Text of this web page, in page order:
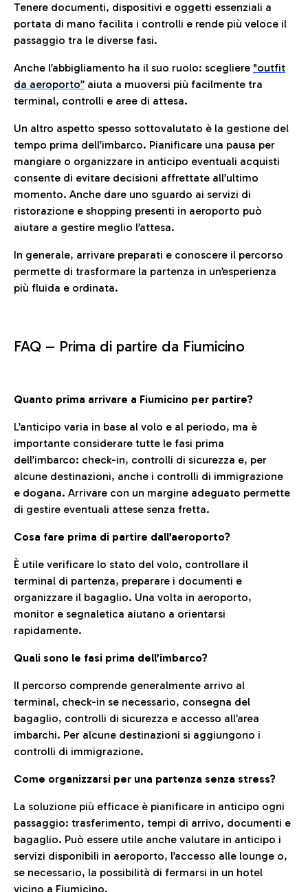
Tenere documenti, dispositivi e oggetti essenziali a
portata di mano facilita i controlli e rende più veloce il
passaggio tra le diverse fasi.
Anche l’abbigliamento ha il suo ruolo: scegliere "outfit
da aeroporto” aiuta a muoversi più facilmente tra
terminal, controlli e aree di attesa.
Un altro aspetto spesso sottovalutato è la gestione del
tempo prima dell’imbarco. Pianificare una pausa per
mangiare o organizzare in anticipo eventuali acquisti
consente di evitare decisioni affrettate all’ultimo
momento. Anche dare uno sguardo ai servizi di
ristorazione e shopping presenti in aeroporto può
aiutare a gestire meglio l’attesa.
In generale, arrivare preparati e conoscere il percorso
permette di trasformare la partenza in un’esperienza
più fluida e ordinata.
FAQ – Prima di partire da Fiumicino
Quanto prima arrivare a Fiumicino per partire?
L’anticipo varia in base al volo e al periodo, ma è
importante considerare tutte le fasi prima
dell’imbarco: check-in, controlli di sicurezza e, per
alcune destinazioni, anche i controlli di immigrazione
e dogana. Arrivare con un margine adeguato permette
di gestire eventuali attese senza fretta.
Cosa fare prima di partire dall’aeroporto?
È utile verificare lo stato del volo, controllare il
terminal di partenza, preparare i documenti e
organizzare il bagaglio. Una volta in aeroporto,
monitor e segnaletica aiutano a orientarsi
rapidamente.
Quali sono le fasi prima dell’imbarco?
Il percorso comprende generalmente arrivo al
terminal, check-in se necessario, consegna del
bagaglio, controlli di sicurezza e accesso all’area
imbarchi. Per alcune destinazioni si aggiungono i
controlli di immigrazione.
Come organizzarsi per una partenza senza stress?
La soluzione più efficace è pianificare in anticipo ogni
passaggio: trasferimento, tempi di arrivo, documenti e
bagaglio. Può essere utile anche valutare in anticipo i
servizi disponibili in aeroporto, l’accesso alle lounge o,
se necessario, la possibilità di fermarsi in un hotel
vicino a Fiumicino.